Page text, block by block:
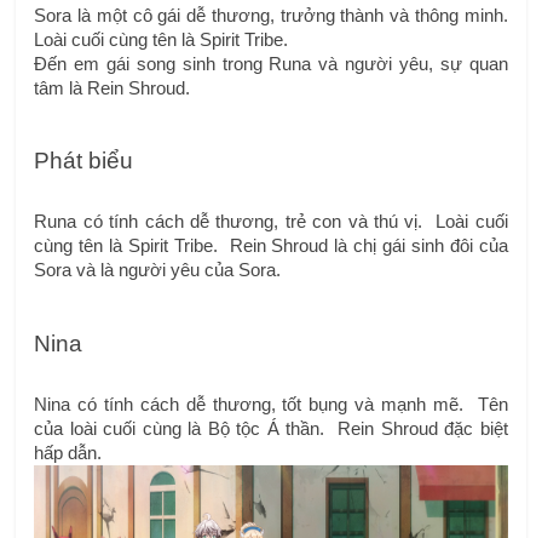
Sora là một cô gái dễ thương, trưởng thành và thông minh.
Loài cuối cùng tên là Spirit Tribe.
Đến em gái song sinh trong Runa và người yêu, sự quan
tâm là Rein Shroud.
Phát biểu
Runa có tính cách dễ thương, trẻ con và thú vị.  Loài cuối
cùng tên là Spirit Tribe.  Rein Shroud là chị gái sinh đôi của
Sora và là người yêu của Sora.
Nina
Nina có tính cách dễ thương, tốt bụng và mạnh mẽ.  Tên
của loài cuối cùng là Bộ tộc Á thần.  Rein Shroud đặc biệt
hấp dẫn.